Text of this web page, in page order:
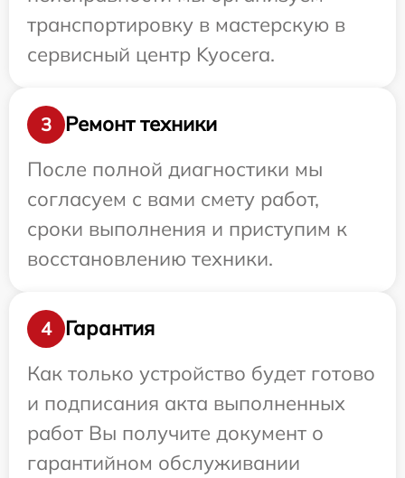
транспортировку в мастерскую в
сервисный центр Kyocera.
3
Ремонт техники
После полной диагностики мы
согласуем с вами смету работ,
сроки выполнения и приступим к
восстановлению техники.
4
Гарантия
Как только устройство будет готово
и подписания акта выполненных
работ Вы получите документ о
гарантийном обслуживании